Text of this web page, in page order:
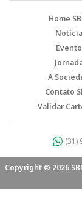
Home
A
Contato
Validar
(31)
Copyright © 2026